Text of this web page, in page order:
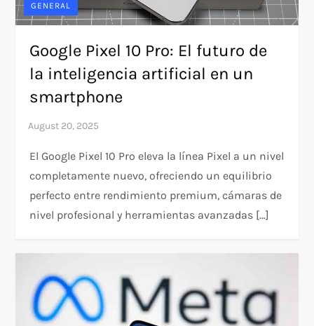
GENERAL
Google Pixel 10 Pro: El futuro de
la inteligencia artificial en un
smartphone
El Google Pixel 10 Pro eleva la línea Pixel a un nivel
completamente nuevo, ofreciendo un equilibrio
perfecto entre rendimiento premium, cámaras de
nivel profesional y herramientas avanzadas […]